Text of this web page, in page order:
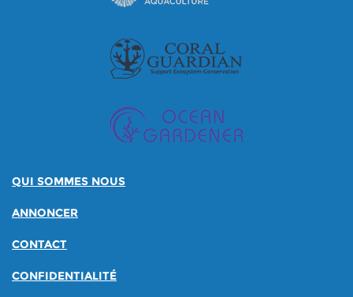
QUI SOMMES NOUS
ANNONCER
CONTACT
CONFIDENTIALITÉ